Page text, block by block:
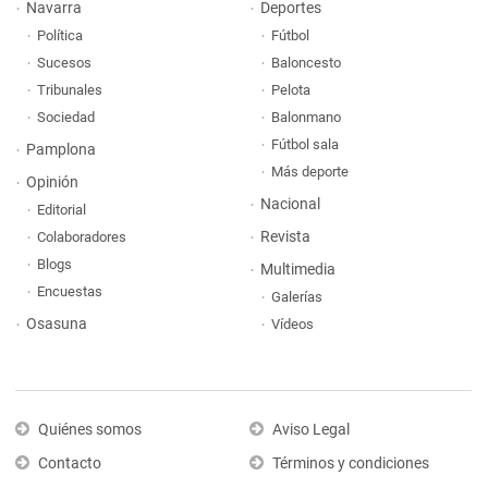
Navarra
Política
Sucesos
Tribunales
Sociedad
Pamplona
Opinión
Editorial
Colaboradores
Blogs
Encuestas
Osasuna
Deportes
Fútbol
Baloncesto
Pelota
Balonmano
Fútbol sala
Más deporte
Nacional
Revista
Multimedia
Galerías
Vídeos
Quiénes somos
Contacto
Aviso Legal
Términos y condiciones